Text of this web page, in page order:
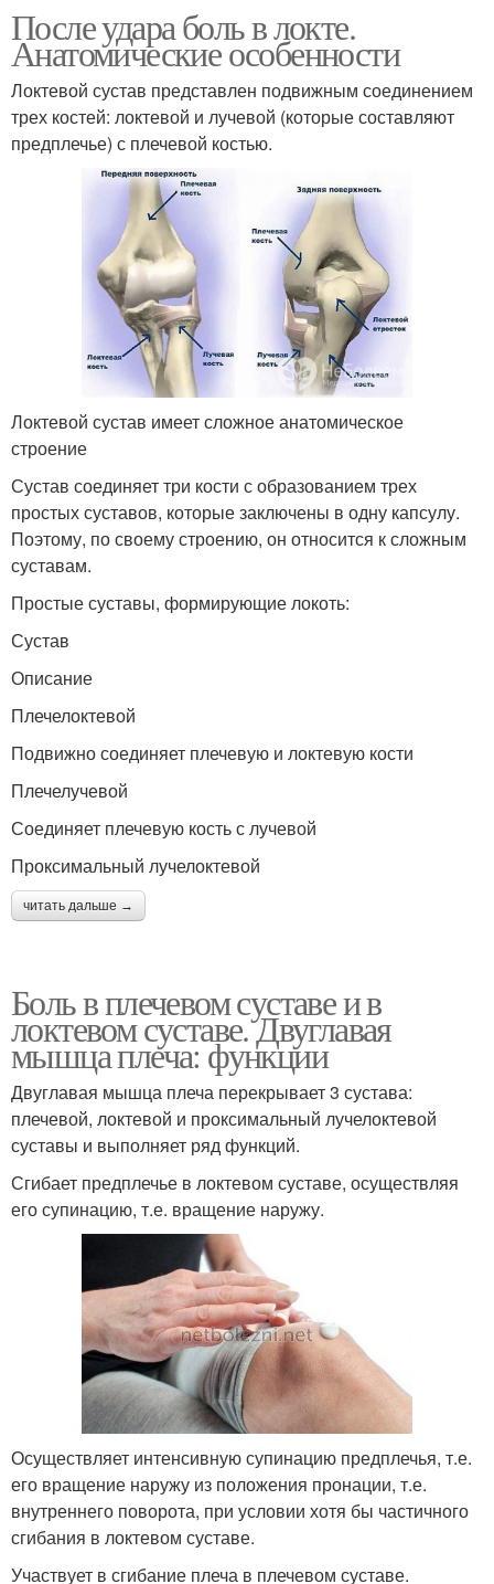
После удара боль в локте.
Анатомические особенности
Локтевой сустав представлен подвижным соединением
трех костей: локтевой и лучевой (которые составляют
предплечье) с плечевой костью.
Локтевой сустав имеет сложное анатомическое
строение
Сустав соединяет три кости с образованием трех
простых суставов, которые заключены в одну капсулу.
Поэтому, по своему строению, он относится к сложным
суставам.
Простые суставы, формирующие локоть:
Сустав
Описание
Плечелоктевой
Подвижно соединяет плечевую и локтевую кости
Плечелучевой
Соединяет плечевую кость с лучевой
Проксимальный лучелоктевой
читать дальше →
Боль в плечевом суставе и в
локтевом суставе. Двуглавая
мышца плеча: функции
Двуглавая мышца плеча перекрывает 3 сустава:
плечевой, локтевой и проксимальный лучелоктевой
суставы и выполняет ряд функций.
Сгибает предплечье в локтевом суставе, осуществляя
его супинацию, т.е. вращение наружу.
Осуществляет интенсивную супинацию предплечья, т.е.
его вращение наружу из положения пронации, т.е.
внутреннего поворота, при условии хотя бы частичного
сгибания в локтевом суставе.
Участвует в сгибание плеча в плечевом суставе.